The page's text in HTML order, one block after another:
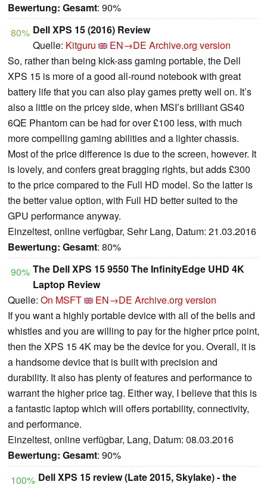
Bewertung: Gesamt: 90%
80% Dell XPS 15 (2016) Review
Quelle: Kitguru EN→DE Archive.org version
So, rather than being kick-ass gaming portable, the Dell
XPS 15 is more of a good all-round notebook with great
battery life that you can also play games pretty well on. It’s
also a little on the pricey side, when MSI’s brilliant GS40
6QE Phantom can be had for over £100 less, with much
more compelling gaming abilities and a lighter chassis.
Most of the price difference is due to the screen, however. It
is lovely, and confers great bragging rights, but adds £300
to the price compared to the Full HD model. So the latter is
the better value option, with Full HD better suited to the
GPU performance anyway.
Einzeltest, online verfügbar, Sehr Lang, Datum: 21.03.2016
Bewertung: Gesamt: 80%
90% The Dell XPS 15 9550 The InfinityEdge UHD 4K
Laptop Review
Quelle: On MSFT EN→DE Archive.org version
If you want a highly portable device with all of the bells and
whistles and you are willing to pay for the higher price point,
then the XPS 15 4K may be the device for you. Overall, it is
a handsome device that is built with precision and
durability. It also has plenty of features and performance to
warrant the higher price tag. Either way, I believe that this is
a fantastic laptop which will offers portability, connectivity,
and performance.
Einzeltest, online verfügbar, Lang, Datum: 08.03.2016
Bewertung: Gesamt: 90%
100% Dell XPS 15 review (Late 2015, Skylake) - the